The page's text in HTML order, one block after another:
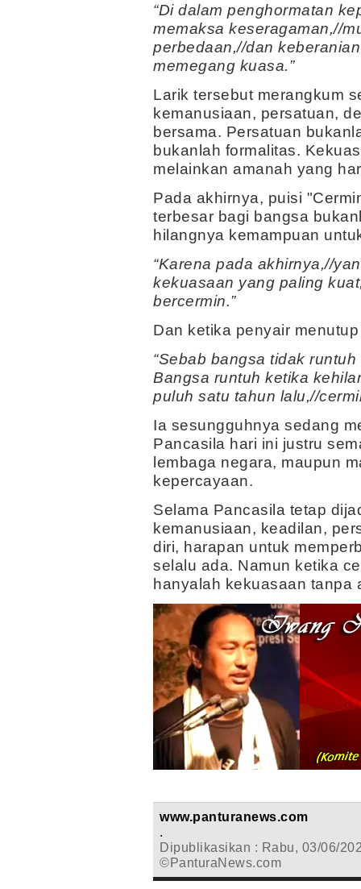
“Di dalam penghormatan
memaksa keseragaman,//
perbedaan,//dan
memegang kuasa.”
Larik tersebut merangkum
kemanusiaan, persatuan,
bersama. Persatuan
bukanlah formalitas.
melainkan amanah yang
Pada akhirnya, puisi
terbesar bagi bangsa
hilangnya kemampuan
“Karena pada akhirnya,//
kekuasaan yang paling
bercermin.”
Dan ketika penyair
“Sebab bangsa tidak
Bangsa runtuh ketika
puluh satu tahun lalu,//
Ia sesungguhnya sedang
Pancasila hari ini justru
lembaga negara, maupun
kepercayaan.
Selama Pancasila tetap
kemanusiaan, keadilan,
diri, harapan untuk
selalu ada. Namun ketika
hanyalah kekuasaan tanpa
www.panturanews.com
.
Dipublikasikan : Rabu, 03/06/
©PanturaNews.com